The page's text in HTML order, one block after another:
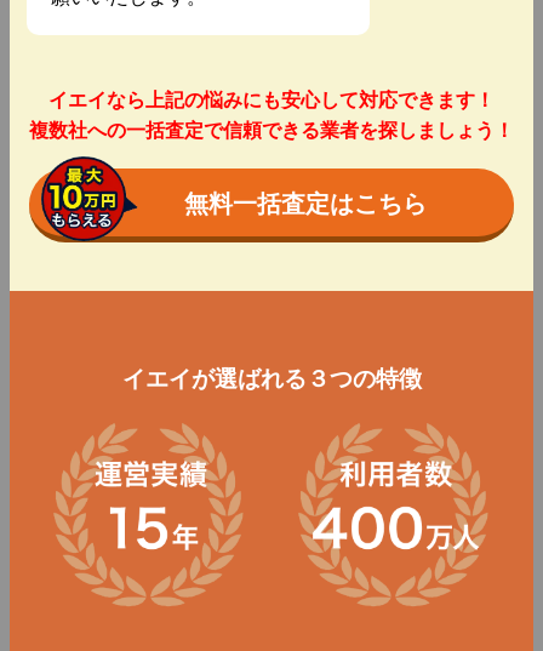
イエイなら上記の悩みにも安心して対応できます！
複数社への一括査定で信頼できる業者を探しましょう！
無料一括査定はこちら
イエイが選ばれる３つの特徴